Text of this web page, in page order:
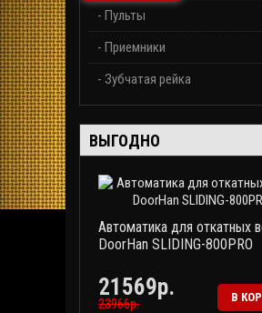
- Пульты
- Приемники
- Зубчатая рейка
ВЫГОДНО
Автоматика для откатных
DoorHan SLIDING-800PRO
21569р.
23966р. В